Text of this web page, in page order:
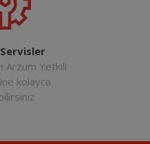
Arzum Yetkili
kolayca